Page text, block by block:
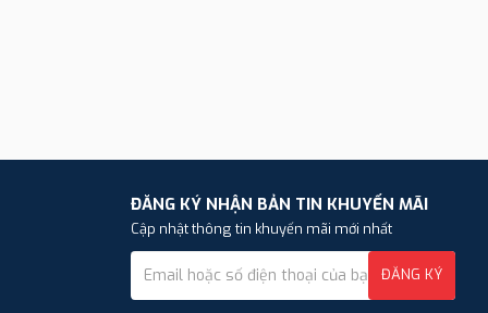
ĐĂNG KÝ NHẬN BẢN TIN KHUYẾN MÃI
Cập nhật thông tin khuyến mãi mới nhất
ĐĂNG KÝ